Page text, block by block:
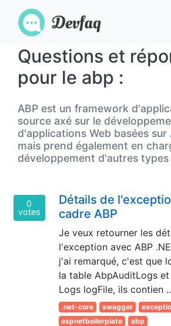
Questions et
pour le abp :
ABP est un framework
source axé sur le
d'applications Web basées sur
mais prend également en
développement d'autres
0
votes
Détails de
cadre ABP
Je veux retourner les
l'exception avec ABP
j'ai remarqué, c'est que
la table AbpAuditLogs
Logs logFile, ils contien
.net-core swagger
aspnetboilerplate
abp